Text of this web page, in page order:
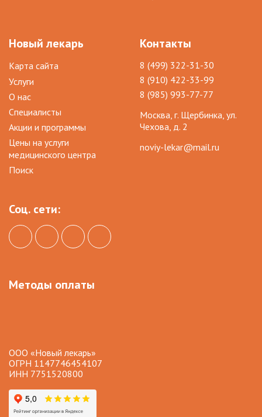
Новый лекарь
Карта сайта
Услуги
О нас
Специалисты
Акции и программы
Цены на услуги
медицинского центра
Поиск
Контакты
8 (499) 322-31-30
8 (910) 422-33-99
8 (985) 993-77-77
Москва, г. Щербинка, ул.
Чехова, д. 2
noviy-lekar@mail.ru
Соц. сети:
Методы оплаты
ООО «Новый лекарь»
ОГРН 1147746454107
ИНН 7751520800